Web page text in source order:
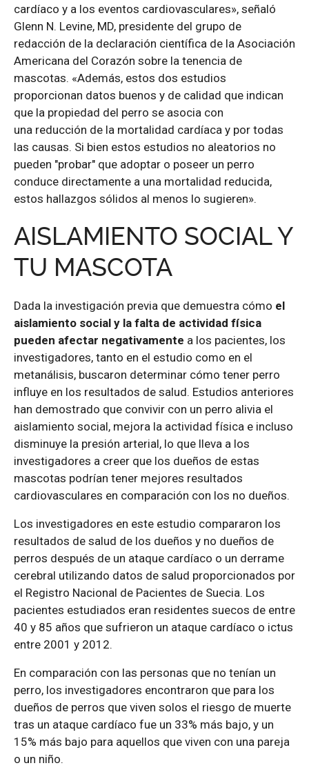
cardíaco y a los eventos cardiovasculares», señaló
Glenn N. Levine, MD, presidente del grupo de
redacción de la declaración científica de la Asociación
Americana del Corazón sobre la tenencia de
mascotas. «Además, estos dos estudios
proporcionan datos buenos y de calidad que indican
que la propiedad del perro se asocia con
una reducción de la mortalidad cardíaca y por todas
las causas. Si bien estos estudios no aleatorios no
pueden "probar" que adoptar o poseer un perro
conduce directamente a una mortalidad reducida,
estos hallazgos sólidos al menos lo sugieren».
AISLAMIENTO SOCIAL Y
TU MASCOTA
Dada la investigación previa que demuestra cómo el
aislamiento social y la falta de actividad física
pueden afectar negativamente a los pacientes, los
investigadores, tanto en el estudio como en el
metanálisis, buscaron determinar cómo tener perro
influye en los resultados de salud. Estudios anteriores
han demostrado que convivir con un perro alivia el
aislamiento social, mejora la actividad física e incluso
disminuye la presión arterial, lo que lleva a los
investigadores a creer que los dueños de estas
mascotas podrían tener mejores resultados
cardiovasculares en comparación con los no dueños.
Los investigadores en este estudio compararon los
resultados de salud de los dueños y no dueños de
perros después de un ataque cardíaco o un derrame
cerebral utilizando datos de salud proporcionados por
el Registro Nacional de Pacientes de Suecia. Los
pacientes estudiados eran residentes suecos de entre
40 y 85 años que sufrieron un ataque cardíaco o ictus
entre 2001 y 2012.
En comparación con las personas que no tenían un
perro, los investigadores encontraron que para los
dueños de perros que viven solos el riesgo de muerte
tras un ataque cardíaco fue un 33% más bajo, y un
15% más bajo para aquellos que viven con una pareja
o un niño.